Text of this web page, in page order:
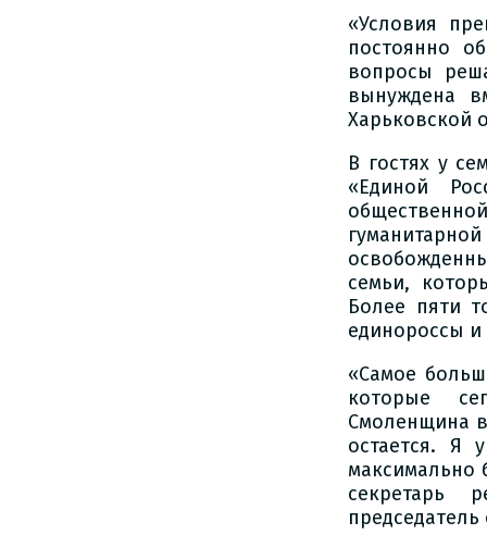
«Условия
постоянно
вопросы
вынуждена
Харьковской
В гостях у
«Единой
семьи,
Более пяти
единороссы
«Самое
которые
Смоленщина
остается. Я
максимально
секретарь